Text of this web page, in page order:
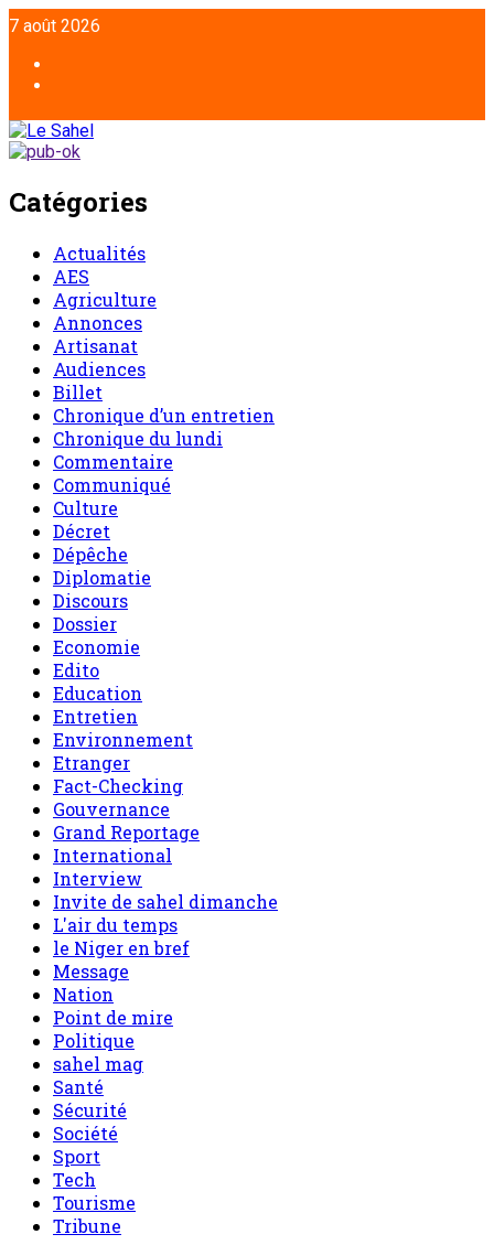
7 août 2026
Catégories
Actualités
AES
Agriculture
Annonces
Artisanat
Audiences
Billet
Chronique d’un entretien
Chronique du lundi
Commentaire
Communiqué
Culture
Décret
Dépêche
Diplomatie
Discours
Dossier
Economie
Edito
Education
Entretien
Environnement
Etranger
Fact-Checking
Gouvernance
Grand Reportage
International
Interview
Invite de sahel dimanche
L'air du temps
le Niger en bref
Message
Nation
Point de mire
Politique
sahel mag
Santé
Sécurité
Société
Sport
Tech
Tourisme
Tribune